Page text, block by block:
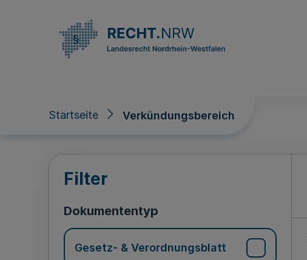
Startseite Verkündungsbereich
Verkündungsbereich
Filter
Dokumententyp
Gesetz- & Verordnungsblatt